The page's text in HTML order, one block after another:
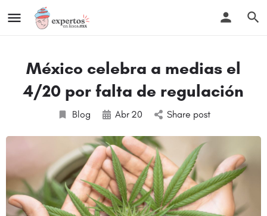
México celebra a medias el
4/20 por falta de regulación
Blog Abr 20 Share post